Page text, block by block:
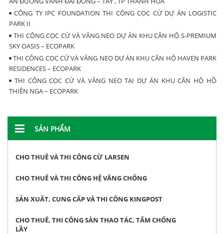
CÔNG TY IPC FOUNDATION THI CÔNG CỌC CỪ DỰ ÁN LOGISTIC
PARK II
THI CÔNG CỌC CỪ VÀ VĂNG NEO DỰ ÁN KHU CĂN HỘ S-PREMIUM
SKY OASIS – ECOPARK
THI CÔNG CỌC CỪ VÀ VĂNG NEO DỰ ÁN KHU CĂN HỘ HAVEN PARK
RESIDENCES – ECOPARK
THI CÔNG CỌC CỪ VÀ VĂNG NEO TẠI DỰ ÁN KHU CĂN HỘ HỒ
THIÊN NGA – ECOPARK
SẢN PHẨM
CHO THUÊ VÀ THI CÔNG CỪ LARSEN
CHO THUÊ VÀ THI CÔNG HỆ VĂNG CHỐNG
SẢN XUẤT, CUNG CẤP VÀ THI CÔNG KINGPOST
CHO THUÊ, THI CÔNG SÀN THAO TÁC, TẤM CHỐNG
LẦY